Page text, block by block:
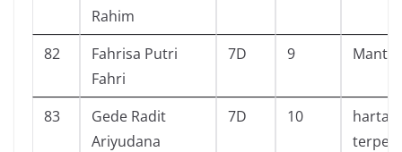
Rahim
82
Fahrisa Putri
Fahri
7D 9
83
Gede Radit
Ariyudana
7D 10
harta